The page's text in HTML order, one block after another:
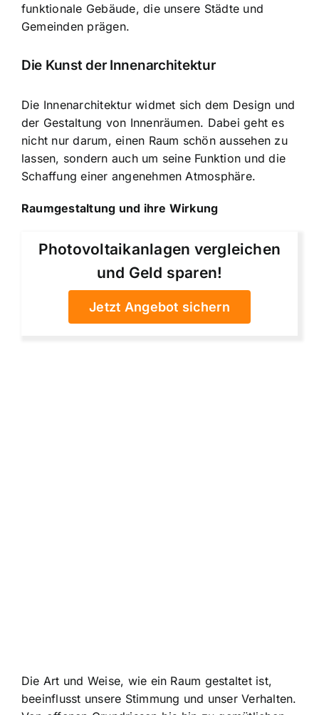
funktionale Gebäude, die unsere Städte und
Gemeinden prägen.
Die Kunst der Innenarchitektur
Die Innenarchitektur widmet sich dem Design und
der Gestaltung von Innenräumen. Dabei geht es
nicht nur darum, einen Raum schön aussehen zu
lassen, sondern auch um seine Funktion und die
Schaffung einer angenehmen Atmosphäre.
Raumgestaltung und ihre Wirkung
Photovoltaikanlagen vergleichen
und Geld sparen!
Jetzt Angebot sichern
Die Art und Weise, wie ein Raum gestaltet ist,
beeinflusst unsere Stimmung und unser Verhalten.